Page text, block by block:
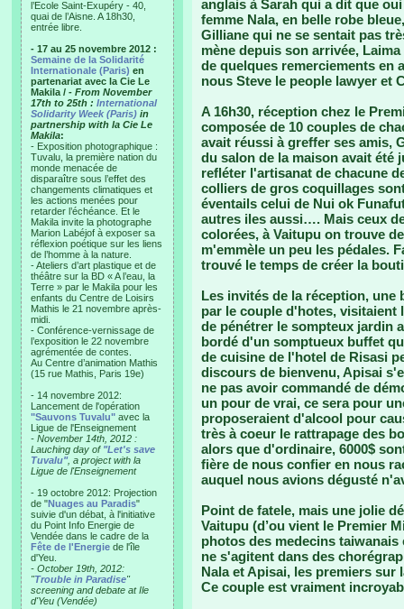
l’Ecole Saint-Exupéry - 40,
quai de l’Aisne. A 18h30,
entrée libre.
- 17 au 25 novembre 2012 :
Semaine de la Solidarité
Internationale (Paris) en
partenariat avec la Cie Le
Makila / - From November
17th to 25th : International
Solidarity Week (Paris) in
partnership with la Cie Le
Makila:
- Exposition photographique :
Tuvalu, la première nation du
monde menacée de
disparaître sous l’effet des
changements climatiques et
les actions menées pour
retarder l’échéance. Et le
Makila invite la photographe
Marion Labéjof à exposer sa
réflexion poétique sur les liens
de l’homme à la nature.
- Ateliers d’art plastique et de
théâtre sur la BD « A l’eau, la
Terre » par le Makila pour les
enfants du Centre de Loisirs
Mathis le 21 novembre après-
midi.
- Conférence-vernissage de
l’exposition le 22 novembre
agrémentée de contes.
Au Centre d’animation Mathis
(15 rue Mathis, Paris 19e)
- 14 novembre 2012:
Lancement de l'opération
"Sauvons Tuvalu" avec la
Ligue de l'Enseignement
- November 14th, 2012 :
Lauching day of "Let's save
Tuvalu", a project with la
Ligue de l'Enseignement
- 19 octobre 2012: Projection
de "Nuages au Paradis"
suivie d'un débat, à l'initiative
du Point Info Energie de
Vendée dans le cadre de la
Fête de l'Energie de l'île
d'Yeu.
- October 19th, 2012:
"Trouble in Paradise"
screening and debate at Ile
d'Yeu (Vendée)
anglais à Sarah qui a dit que
femme Nala, en belle robe
Gilliane qui ne se sentait pas
mène depuis son arrivée,
de quelques remerciements en
nous Steve le people lawyer et
A 16h30, réception chez le
composée de 10 couples de
avait réussi à greffer ses amis,
du salon de la maison avait été
refléter l'artisanat de chacune
colliers de gros coquillages
éventails celui de Nui ok
autres iles aussi…. Mais ceux
colorées, à Vaitupu on trouve
m'emmèle un peu les pédales.
trouvé le temps de créer la
Les invités de la réception, une
par le couple d'hotes, visitaient
de pénétrer le sompteux jardin
bordé d'un somptueux buffet
de cuisine de l'hotel de Risasi
discours de bienvenu, Apisai
ne pas avoir commandé de
un pour de vrai, ce sera pour
proposeraient d'alcool pour
très à coeur le rattrapage des
alors que d'ordinaire, 6000$
fière de nous confier en nous
auquel nous avions dégusté
Point de fatele, mais une jolie
Vaitupu (d’ou vient le Premier
photos des medecins
ne s'agitent dans des
Nala et Apisai, les premiers sur
Ce couple est vraiment